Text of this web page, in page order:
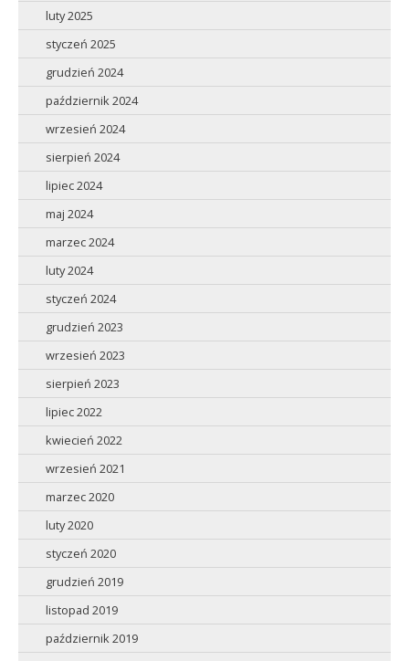
luty 2025
styczeń 2025
grudzień 2024
październik 2024
wrzesień 2024
sierpień 2024
lipiec 2024
maj 2024
marzec 2024
luty 2024
styczeń 2024
grudzień 2023
wrzesień 2023
sierpień 2023
lipiec 2022
kwiecień 2022
wrzesień 2021
marzec 2020
luty 2020
styczeń 2020
grudzień 2019
listopad 2019
październik 2019